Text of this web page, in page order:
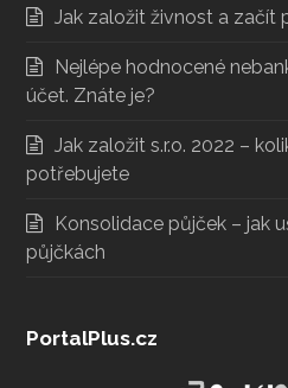
Jak založit živnost a začít
Nejlépe hodnocené
účet. Znáte je?
Jak založit s.r.o. 2022 –
potřebujete
Konsolidace půjček – jak
půjčkách
PortalPlus.cz